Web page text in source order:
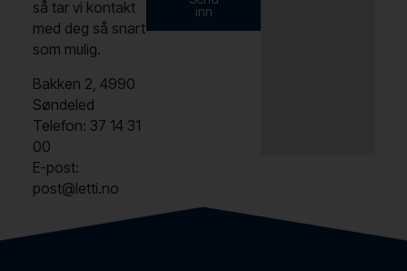
så tar vi kontakt
med deg så snart
som mulig.
Bakken 2, 4990
Søndeled
Telefon: 37 14 31
00
E-post:
post@letti.no
inn